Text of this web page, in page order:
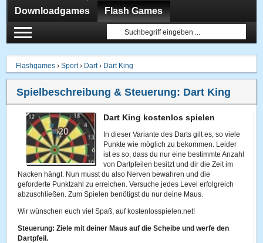
Downloadgames Flash Games
Flashgames ›Sport› Dart› Dart King
Spielbeschreibung & Steuerung: Dart King
Dart King kostenlos spielen
In dieser Variante des Darts gilt es, so viele
Punkte wie möglich zu bekommen. Leider
ist es so, dass du nur eine bestimmte Anzahl
von Dartpfeilen besitzt und dir die Zeit im
Nacken hängt. Nun musst du also Nerven bewahren und die
geforderte Punktzahl zu erreichen. Versuche jedes Level erfolgreich
abzuschließen. Zum Spielen benötigst du nur deine Maus.
Wir wünschen euch viel Spaß, auf kostenlosspielen.net!
Steuerung: Ziele mit deiner Maus auf die Scheibe und werfe den
Dartpfeil.